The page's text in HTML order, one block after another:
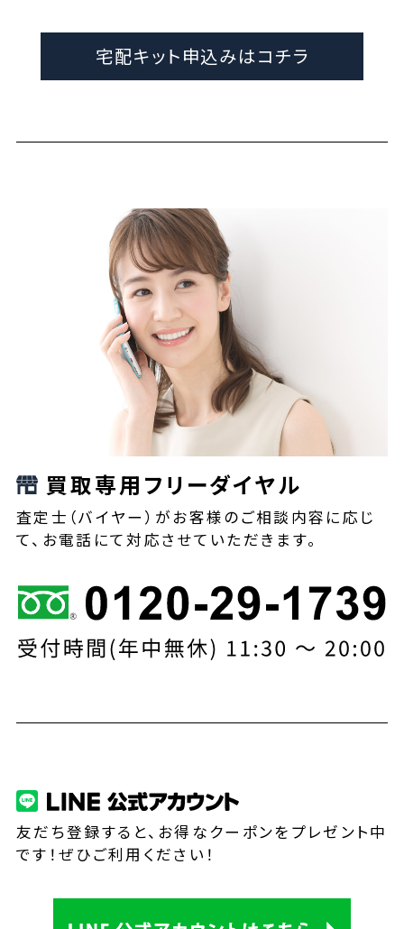
宅配キット申込みはコチラ
買取専用フリーダイヤル
査定士（バイヤー）がお客様のご相談内容に応じ
て、お電話にて対応させていただきます。
友だち登録すると、お得なクーポンをプレゼント中
です！ぜひご利用ください！